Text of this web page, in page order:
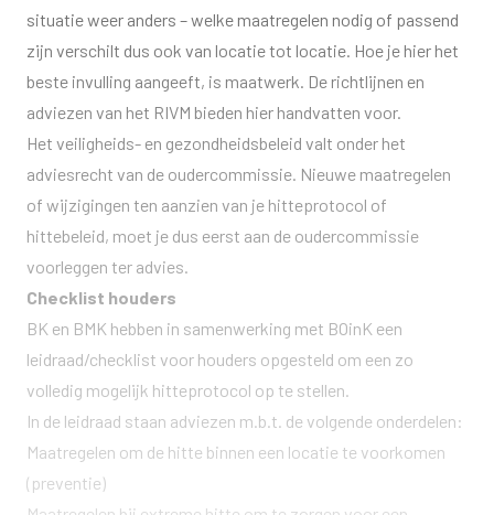
situatie weer anders – welke maatregelen nodig of passend
zijn verschilt dus ook van locatie tot locatie. Hoe je hier het
beste invulling aangeeft, is maatwerk. De richtlijnen en
adviezen van het RIVM bieden hier handvatten voor.
Het veiligheids- en gezondheidsbeleid valt onder het
adviesrecht van de oudercommissie. Nieuwe maatregelen
of wijzigingen ten aanzien van je hitteprotocol of
hittebeleid, moet je dus eerst aan de oudercommissie
voorleggen ter advies.
Checklist houders
BK en BMK hebben in samenwerking met BOinK een
leidraad/checklist voor houders opgesteld om een zo
volledig mogelijk hitteprotocol op te stellen.
In de leidraad staan adviezen m.b.t. de volgende onderdelen:
Maatregelen om de hitte binnen een locatie te voorkomen
(preventie)